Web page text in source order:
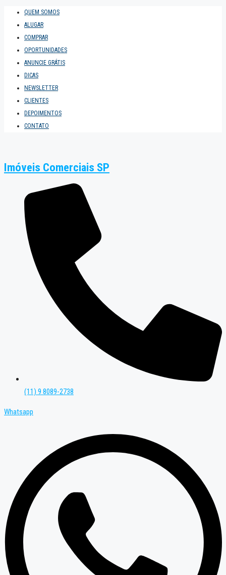
QUEM SOMOS
ALUGAR
COMPRAR
OPORTUNIDADES
ANUNCIE GRÁTIS
DICAS
NEWSLETTER
CLIENTES
DEPOIMENTOS
CONTATO
Imóveis Comerciais SP
(11) 9 8089-2738
Whatsapp